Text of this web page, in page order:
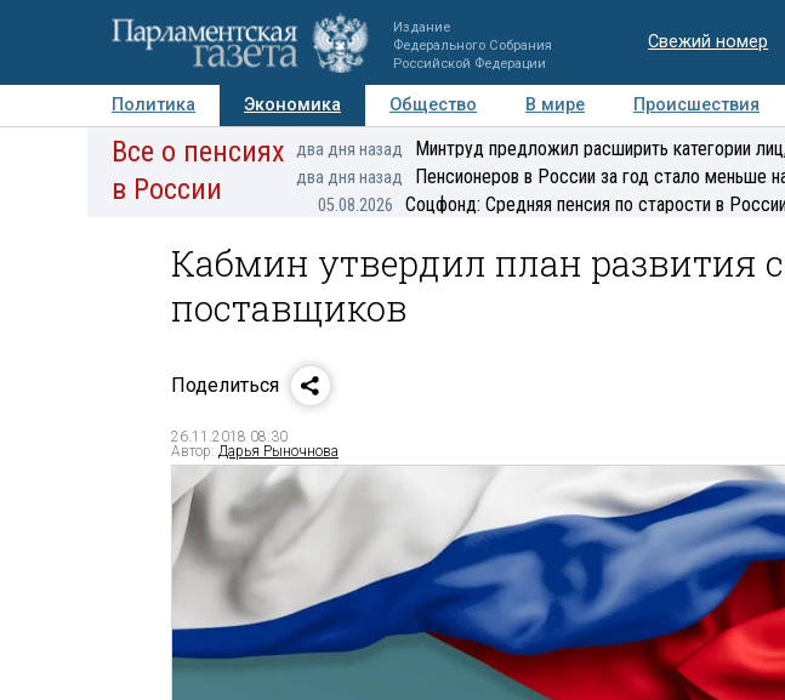
Издание
Федерального Собрания
Российской Федерации
Свежий номер
Политика Экономика Общество В мире Происшествия
Авторы Персоны Мнения Регионы Медиацентр
Все о пенсиях
в России
два дня назад Минтруд предложил расширить категории
два дня назад Пенсионеров в России за год стало меньше
05.08.2026 Соцфонд: Средняя пенсия по старости в
Кабмин утвердил план развития
поставщиков
Поделиться
26.11.2018 08:30
Автор: Дарья Рыночнова